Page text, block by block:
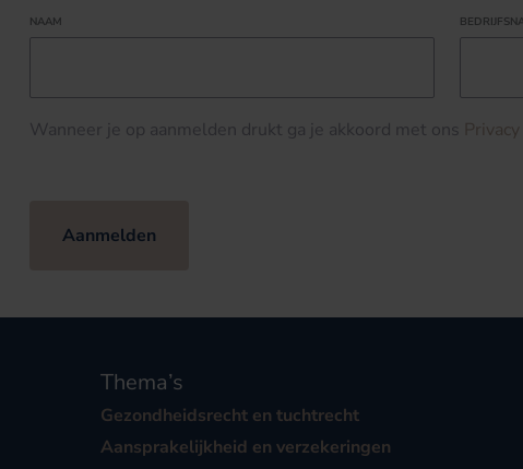
NAAM
Wanneer je op aanmelden drukt ga je akkoord met ons
Aanmelden
Thema’s
Gezondheidsrecht en tuchtrecht
Aansprakelijkheid en verzekeringen